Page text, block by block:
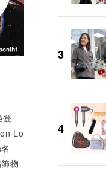
3
4
Lo
物